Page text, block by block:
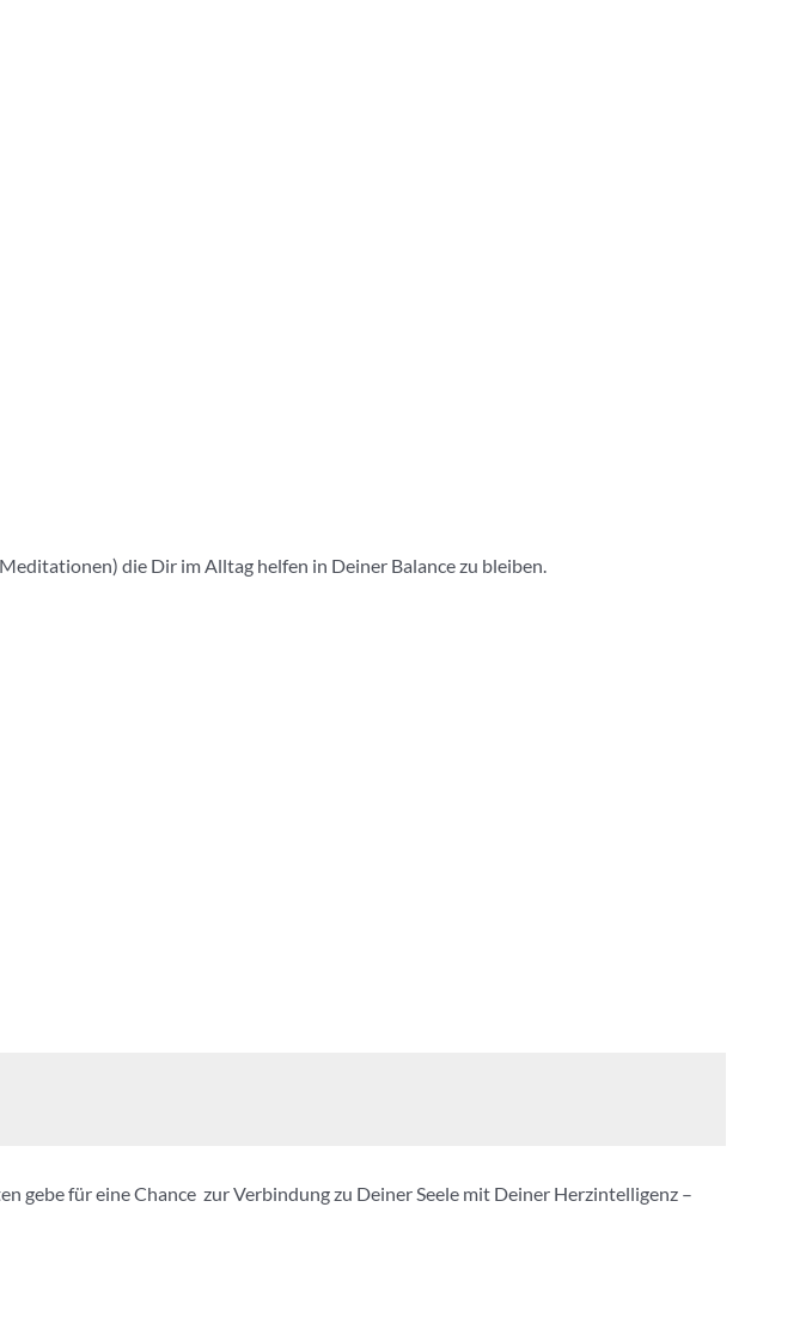
die Dir im Alltag helfen in Deiner Balance zu bleiben.
gebe für eine Chance zur Verbindung zu Deiner Seele mit Deiner Herzintelligenz –